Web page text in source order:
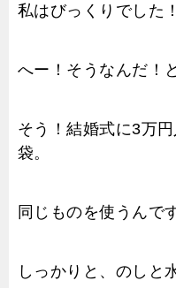
私はびっくりでした！
へー！そうなんだ！
そう！結婚式に3万
袋。
同じものを使うんで
しっかりと、のしと